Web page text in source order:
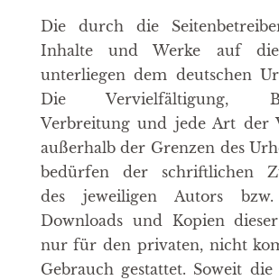
Die durch die
Inhalte und Werke auf
unterliegen dem deutschen
Die Vervielfältigung,
Verbreitung und jede Art der
außerhalb der Grenzen des
bedürfen der schriftlichen
des jeweiligen Autors bzw.
Downloads und Kopien
nur für den privaten, nicht
Gebrauch gestattet. Soweit